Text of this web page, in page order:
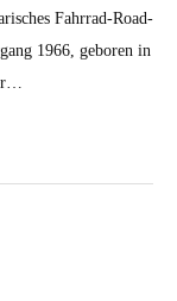
Fahrrad-Road­­­
1966, geboren in